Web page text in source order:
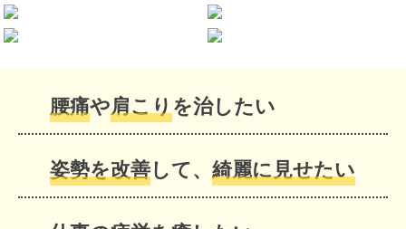
腰痛や肩こり を治したい
姿勢を改善して、 綺麗に見せたい